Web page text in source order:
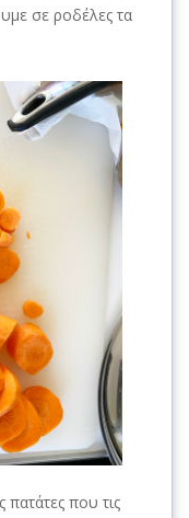
σε ροδέλες τα
πατάτες που τις